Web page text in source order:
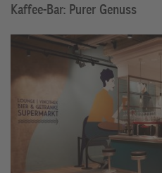
Kaffee-Bar: Purer Genuss